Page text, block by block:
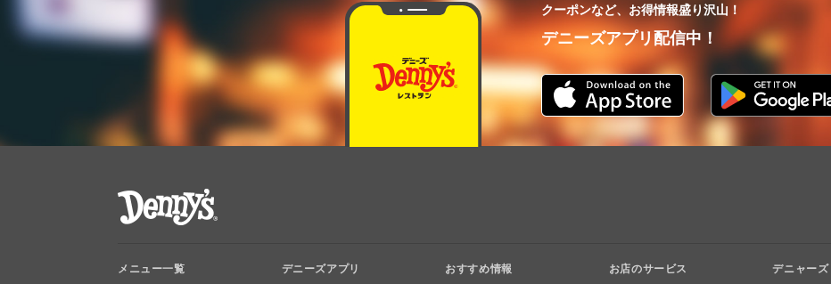
クーポンなど、お得情報盛り沢山！
デニーズアプリ配信中！
メニュー一覧
デニーズアプリ
おすすめ情報
お店のサービス
デニャーズ